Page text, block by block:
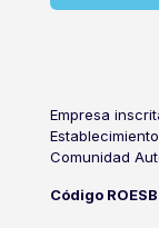
Empresa
Comunidad
Código